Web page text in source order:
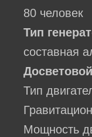
80 человек
Тип
составная
Тип
Мощность